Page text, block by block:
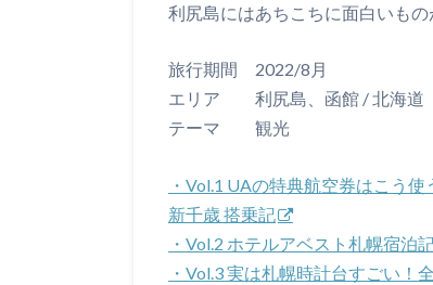
利尻島にはあちこちに面白いも
旅行期間 2022/8月
エリア 利尻島、函館 / 北海道
テーマ 観光
・Vol.1 UAの特典航空券はこう
新千歳 搭乗記
・Vol.2 ホテルアベスト札幌宿泊
・Vol.3 実は札幌時計台すごい！